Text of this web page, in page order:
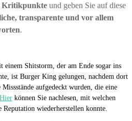
Kritikpunkte und geben Sie auf diese
transparente und vor allem
.
einem Shitstorm, der am Ende sogar ins
ist Burger King gelungen, nachdem dort
aufgedeckt wurden, die eine
Hier können Sie nachlesen, mit welchen
Reputation wiederherstellen konnte.